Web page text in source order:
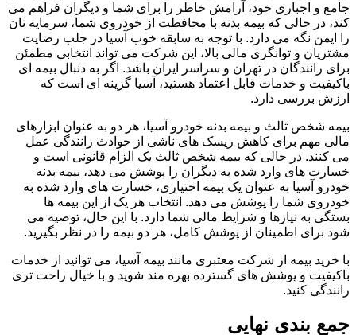
جامع و اجباری خود، آرامش خاطر را برای شما و دیگران فراهم می
کند، در حالی که بیمه بدنه با محافظت از خودروی شما، سرمایه تان
را ایمن نگه می دارد. با توجه به سابقه خوب آسیا در جلب رضایت
مشتریان و توانگری مالی بالا، این شرکت می تواند انتخابی مطمئن
برای رانندگان در تهران و سراسر ایران باشد. اگر به دنبال بیمه ای
باکیفیت و خدمات قابل اعتماد هستید، آسیا گزینه ای است که
ارزش بررسی دارد.
بیمه شخص ثالث و بیمه بدنه خودرو آسیا، هر دو به عنوان ابزارهای
مالی مهم برای کاهش ریسک های ناشی از حوادث رانندگی عمل
می کنند. در حالی که بیمه شخص ثالث یک الزام قانونی است و
خسارت های وارد شده به دیگران را پوشش می دهد، بیمه بدنه
خودرو آسیا به عنوان یک بیمه اختیاری، خسارت های وارد شده به
خودروی شما را پوشش می دهد. انتخاب هر یک از این بیمه ها
بستگی به نیازها و شرایط مالی شما دارد. با این حال، توصیه می
شود برای اطمینان از پوشش کامل، هر دو بیمه را در نظر بگیرید.
با خرید بیمه از شرکت معتبری مانند بیمه آسیا، می توانید از خدمات
باکیفیت و پوشش های گسترده بهره مند شوید و با خیال راحت تری
رانندگی کنید.
جمع بندی نهایی